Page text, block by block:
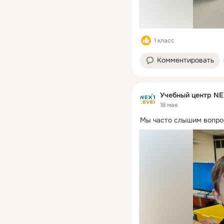
1 класс
Комментировать
Учебный центр
18 мая
Мы часто слышим